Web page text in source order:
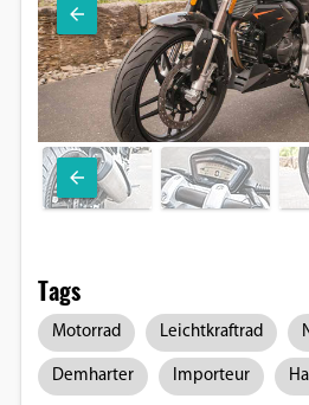
Tags
Motorrad Leichtkraftrad
Demharter Importeur